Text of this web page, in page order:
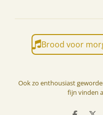
Brood voor
Ook zo enthousiast
fijn vinden